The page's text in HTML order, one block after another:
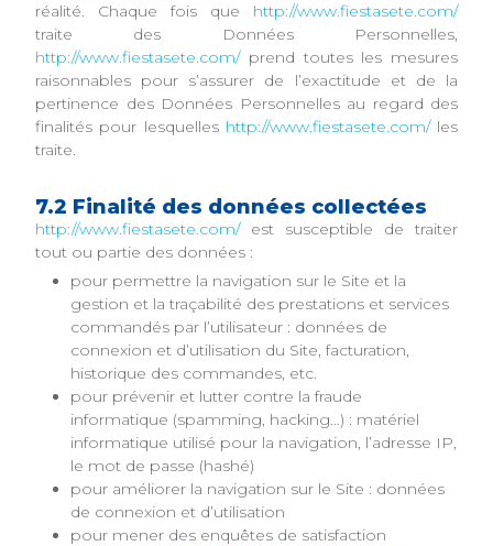
réalité. Chaque fois que http://www.fiestasete.com/
traite des Données Personnelles,
http://www.fiestasete.com/prend toutes les mesures
raisonnables pour s’assurer de l’exactitude et de la
pertinence des Données Personnelles au regard des
finalités pour lesquelles http://www.fiestasete.com/les
traite.
7.2 Finalité des données collectées
http://www.fiestasete.com/est susceptible de traiter
tout ou partie des données :
pour permettre la navigation sur le Site et la
gestion et la traçabilité des prestations et services
commandés par l’utilisateur : données de
connexion et d’utilisation du Site, facturation,
historique des commandes, etc.
pour prévenir et lutter contre la fraude
informatique (spamming, hacking…) : matériel
informatique utilisé pour la navigation, l’adresse IP,
le mot de passe (hashé)
pour améliorer la navigation sur le Site : données
de connexion et d’utilisation
pour mener des enquêtes de satisfaction